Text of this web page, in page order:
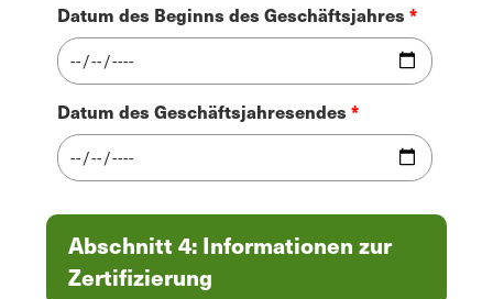
Datum des Beginns des Geschäftsjahres
Datum des Geschäftsjahresendes
Abschnitt 4: Informationen zur
Zertifizierung